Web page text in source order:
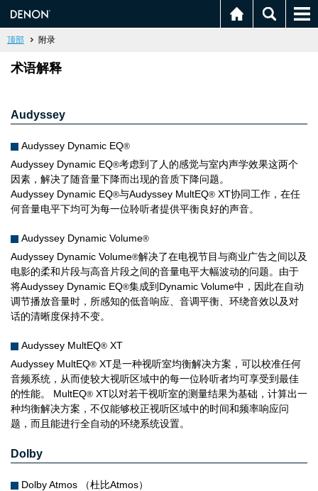
顶部 附录
术语解释
Audyssey
Audyssey Dynamic EQ®
Audyssey Dynamic EQ®考虑到了人的感觉与室内声学效果这两个
因素，解决了随音量下降而出现的音质下降问题。
Audyssey Dynamic EQ®与Audyssey MultEQ® XT协同工作，在任
何音量电平下均可为每一位聆听者提供平衡良好的声音。
Audyssey Dynamic Volume®
Audyssey Dynamic Volume®解决了在电视节目与商业广告之间以及
电影的柔和片段与高音片段之间的音量电平大幅波动的问题。由于
将Audyssey Dynamic EQ®集成到Dynamic Volume中，因此在自动
调节播放音量时，所感知的低音响应、音调平衡、环绕音效以及对
话的清晰度保持不变。
Audyssey MultEQ® XT
Audyssey MultEQ® XT是一种视听室均衡解决方案，可以校准任何
音频系统，从而使较大视听区域中的每一位聆听者均可享受到最佳
的性能。 MultEQ® XT以对若干视听室的测量结果为基础，计算出一
种均衡解决方案，不仅能够校正视听区域中的时间和频率响应问
题，而且能进行全自动的环绕系统设置。
Dolby
Dolby Atmos （杜比Atmos）